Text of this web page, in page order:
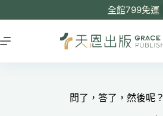
全館799免運
問了，答了，然後呢？